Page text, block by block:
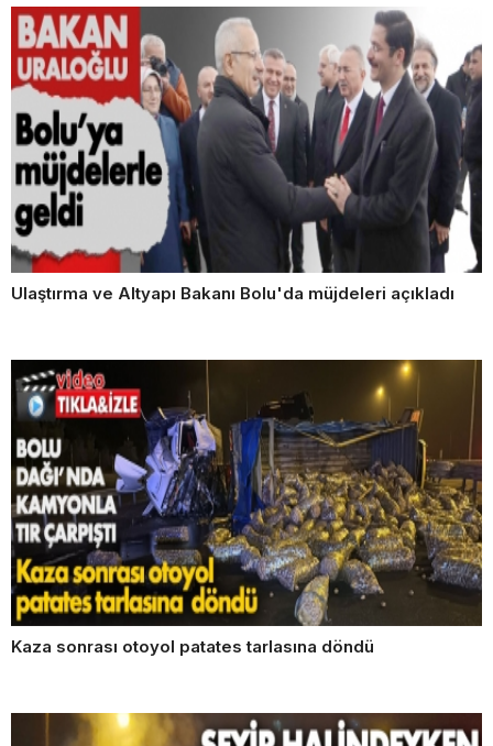
Ulaştırma ve Altyapı Bakanı Bolu'da müjdeleri açıkladı
Kaza sonrası otoyol patates tarlasına döndü